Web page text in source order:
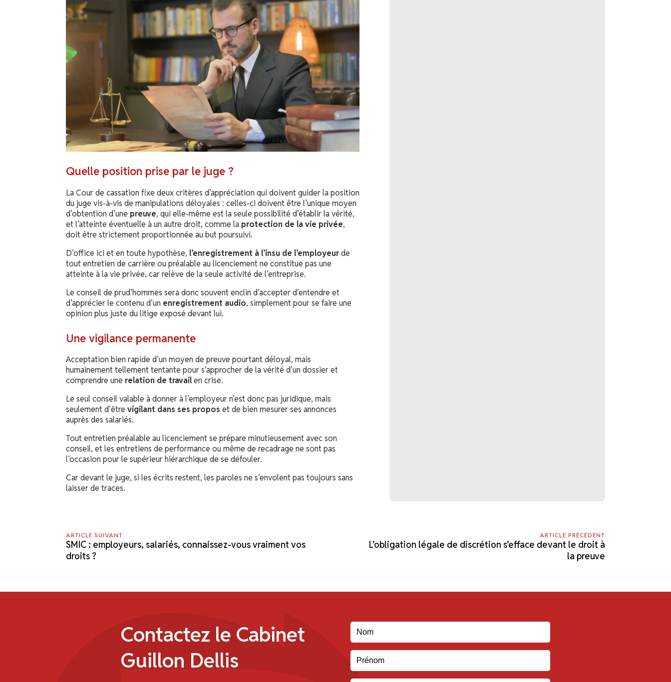
Quelle position prise par le juge ?
La Cour de cassation fixe deux critères d’appréciation qui doivent guider la position
du juge vis-à-vis de manipulations déloyales : celles-ci doivent être l’unique moyen
d’obtention d’une preuve, qui elle-même est la seule possibilité d’établir la vérité,
et l’atteinte éventuelle à un autre droit, comme la protection de la vie privée,
doit être strictement proportionnée au but poursuivi.
D’office ici et en toute hypothèse, l’enregistrement à l’insu de l’employeurde
tout entretien de carrière ou préalable au licenciement ne constitue pas une
atteinte à la vie privée, car relève de la seule activité de l’entreprise.
Le conseil de prud’hommes sera donc souvent enclin d’accepter d’entendre et
d’apprécier le contenu d’un enregistrement audio, simplement pour se faire une
opinion plus juste du litige exposé devant lui.
Une vigilance permanente
Acceptation bien rapide d’un moyen de preuve pourtant déloyal, mais
humainement tellement tentante pour s’approcher de la vérité d’un dossier et
comprendre une relation de travailen crise.
Le seul conseil valable à donner à l’employeur n’est donc pas juridique, mais
seulement d’être vigilant dans ses propos et de bien mesurer ses annonces
auprès des salariés.
Tout entretien préalable au licenciement se prépare minutieusement avec son
conseil, et les entretiens de performance ou même de recadrage ne sont pas
l’occasion pour le supérieur hiérarchique de se défouler.
Car devant le juge, si les écrits restent, les paroles ne s’envolent pas toujours sans
laisser de traces.
ARTICLE SUIVANT
SMIC : employeurs, salariés, connaissez-vous vraiment vos
droits ?
ARTICLE PRÉCÉDENT
L’obligation légale de discrétion s’efface devant le droit à
la preuve
Contactez le Cabinet
Guillon Dellis